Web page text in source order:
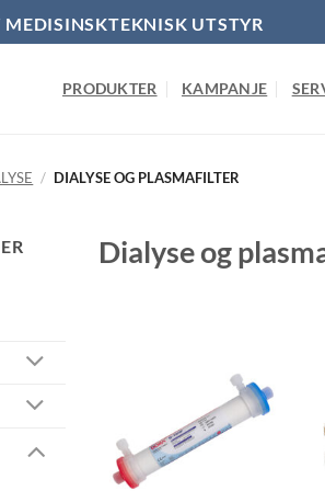
UTSTYR
PRODUKTER KAMPANJE
/ DIALYSE OG PLASMAFILTER
Dialyse og